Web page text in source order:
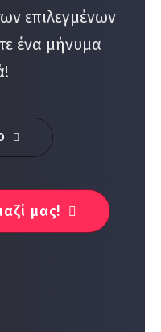
επιλεγμένων
ένα μήνυμα
μας!